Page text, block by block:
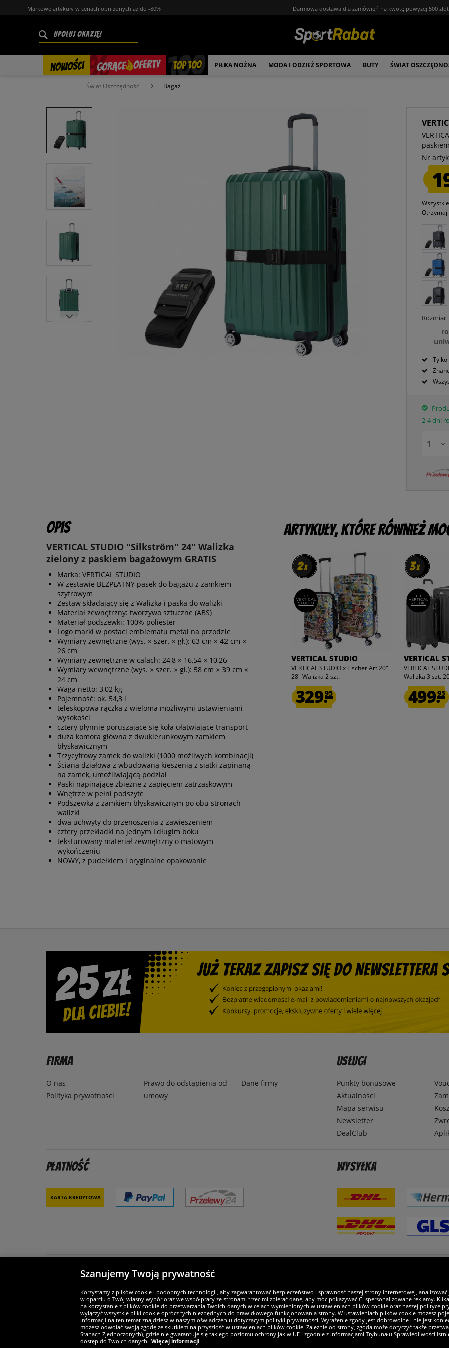
Markowe artykuły w cenach obniżonych aż do -80% Darmowa dostawa dla zamówień na kwotę powyżej 500
NOWOŚCI GORĄCE OFERTY
% TOP 100 PIŁKA NOŻNA MODA I ODZIEŻ SPORTOWA BUTY ŚWIAT
Świat Oszczędności Bagaż
Nr
Otrzymaj
Rozmiar
2-4 dni
Opis
VERTICAL STUDIO "Silkström" 24" Walizka
zielony z paskiem bagażowym GRATIS
Marka: VERTICAL STUDIO
W zestawie BEZPŁATNY pasek do bagażu z zamkiem
szyfrowym
Zestaw składający się z Walizka i paska do walizki
Materiał zewnętrzny: tworzywo sztuczne (ABS)
Materiał podszewki: 100% poliester
Logo marki w postaci emblematu metal na przodzie
Wymiary zewnętrzne (wys. × szer. × gł.): 63 cm × 42 cm ×
26 cm
Wymiary zewnętrzne w calach: 24,8 × 16,54 × 10,26
Wymiary wewnętrzne (wys. × szer. × gł.): 58 cm × 39 cm ×
24 cm
Waga netto: 3,02 kg
Pojemność: ok. 54,3 l
teleskopowa rączka z wieloma możliwymi ustawieniami
wysokości
cztery płynnie poruszające się koła ułatwiające transport
duża komora główna z dwukierunkowym zamkiem
błyskawicznym
Trzycyfrowy zamek do walizki (1000 możliwych kombinacji)
Ściana działowa z wbudowaną kieszenią z siatki zapinaną
na zamek, umożliwiającą podział
Paski napinające zbieżne z zapięciem zatrzaskowym
Wnętrze w pełni podszyte
Podszewka z zamkiem błyskawicznym po obu stronach
walizki
dwa uchwyty do przenoszenia z zawieszeniem
cztery przekładki na jednym Ldługim boku
teksturowany materiał zewnętrzny o matowym
wykończeniu
NOWY, z pudełkiem i oryginalne opakowanie
Artykuły, które również
2x
2x
VERTICAL STUDIO
VERTICAL STUDIO x Fischer Art 20"
28" Walizka 2 szt.
329.95
3x
3x
VERTICAL
VERTICAL
Walizka 3 szt.
499.95
Firma
O nas
Polityka prywatności
Prawo do odstąpienia od
umowy
Dane firmy
Usługi
Punkty bonusowe
Aktualności
Mapa serwisu
Newsletter
DealClub
Płatność
Karta kredytowa
Wysyłka
Partnerzy i bezpieczeństwo
Widerruf
Jesteśmy wyjątkowi
Szanujemy Twoją prywatność
Korzystamy z plików cookie i podobnych technologii, aby zagwarantować bezpieczeństwo i sprawność naszej strony internetowej,
w oparciu o Twój własny wybór oraz we współpracy ze stronami trzecimi zbierać dane, aby móc pokazywać Ci spersonalizowane reklamy.
na korzystanie z plików cookie do przetwarzania Twoich danych w celach wymienionych w ustawieniach plików cookie oraz naszej polityce
wyłączyć wszystkie pliki cookie oprócz tych niezbędnych do prawidłowego funkcjonowania strony. W ustawieniach plików cookie możesz
informacji na ten temat znajdziesz w naszym oświadczeniu dotyczącym polityki prywatności. Wyrażenie zgody jest dobrowolne i nie jest
możesz odwołać swoją zgodę ze skutkiem na przyszłość w ustawieniach plików cookie. Zależnie od strony, zgoda może dotyczyć także
Stanach Zjednoczonych), gdzie nie gwarantuje się takiego poziomu ochrony jak w UE i zgodnie z informacjami Trybunału Sprawiedliwości
dostęp do Twoich danych. Więcej informacji